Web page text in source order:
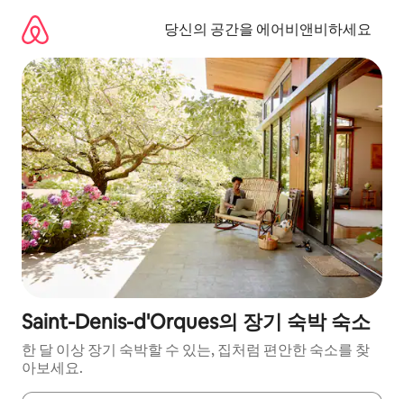
당신의 공간을 에어비앤비하세요
Saint-Denis-d'Orques의 장기 숙박 숙소
한 달 이상 장기 숙박할 수 있는, 집처럼 편안한 숙소를 찾
아보세요.